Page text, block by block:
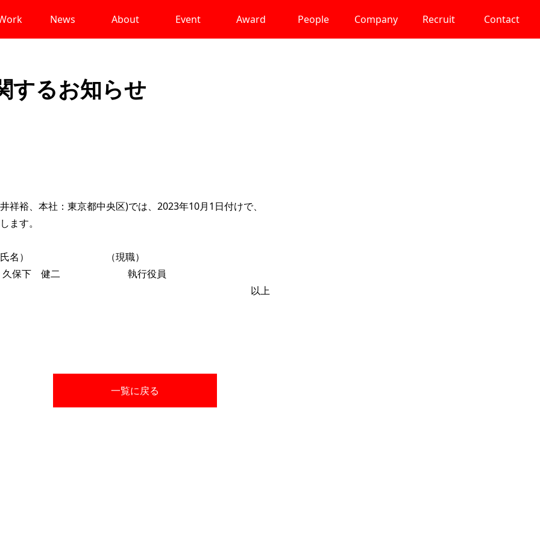
News About Event Award People Company Recruit Contact
するお知らせ
祥裕、本社：東京都中央区)では、2023年10月1日付けで、
ます。
） （現職）
ー 久保下 健二 執行役員
上
一覧に戻る